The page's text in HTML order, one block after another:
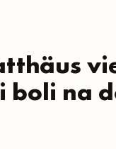
boli na